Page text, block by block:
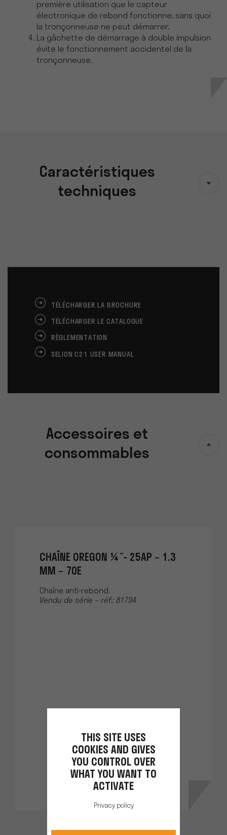
première utilisation que le capteur
électronique de rebond fonctionne, sans quoi
la tronçonneuse ne peut démarrer.
La gâchette de démarrage à double impulsion
évite le fonctionnement accidentel de la
tronçonneuse.
Caractéristiques
techniques
TÉLÉCHARGER LA BROCHURE
TÉLÉCHARGER LE CATALOGUE
RÈGLEMENTATION
SELION C21 USER MANUAL
Accessoires et
consommables
CHAÎNE OREGON ¼˝- 25AP – 1.3
MM – 70E
Chaîne anti-rebond.
Vendu de série – réf.: 81794
THIS SITE USES
COOKIES AND GIVES
YOU CONTROL OVER
WHAT YOU WANT TO
ACTIVATE
Privacy policy